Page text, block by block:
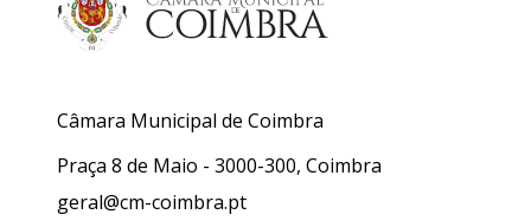
Câmara Municipal de Coimbra
Praça 8 de Maio - 3000-300, Coimbra
geral@cm-coimbra.pt